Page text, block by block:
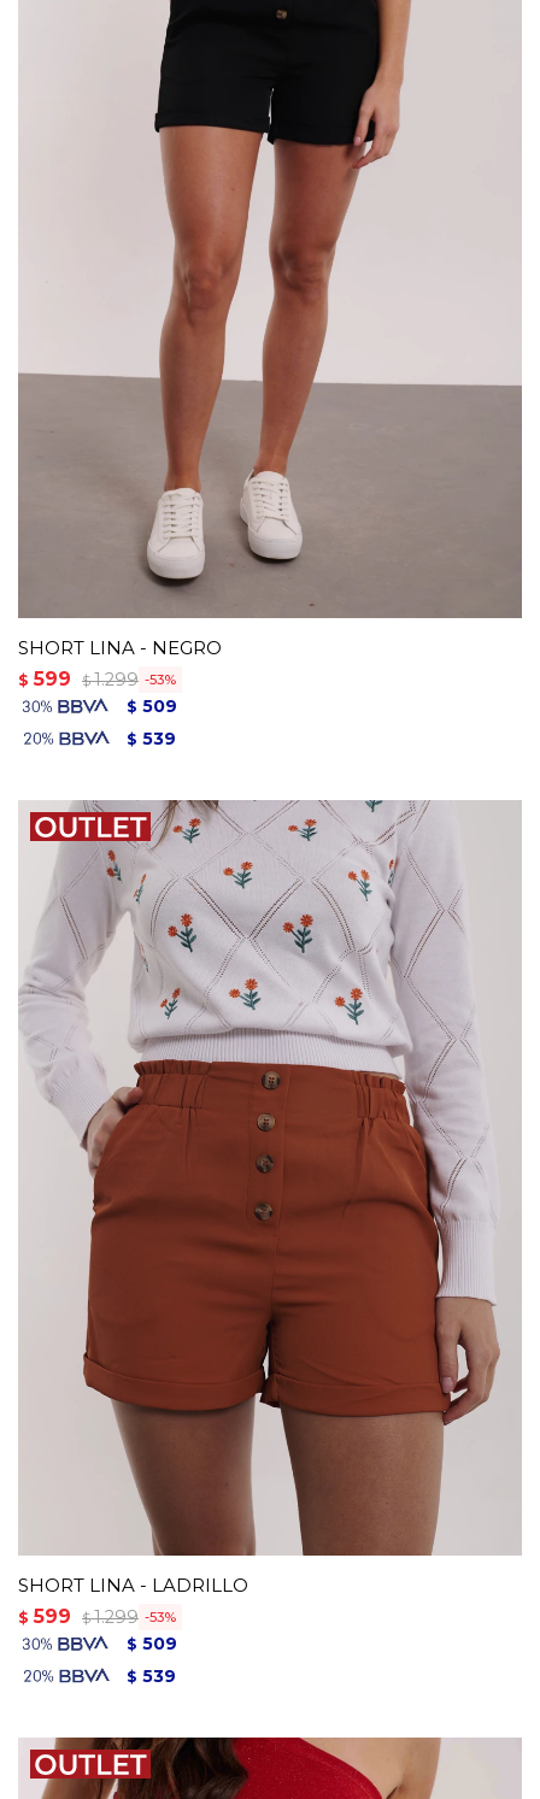
SHORT LINA - NEGRO
$ 599 $ 1.299 53
$ 509
$ 539
SHORT LINA - LADRILLO
$ 599 $ 1.299 53
$ 509
$ 539